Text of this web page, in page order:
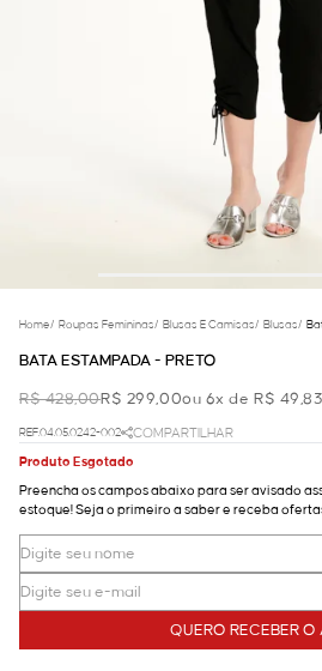
Home/ Roupas Femininas/ Blusas E Camisas/ Blusas/
BATA ESTAMPADA - PRETO
R$ 428,00R$ 299,00ou 6x de R$ 49,83
REF.04.05.0242-002
COMPARTILHAR
Produto Esgotado
Preencha os campos abaixo para ser avisado
estoque! Seja o primeiro a saber e receba
QUERO RECEBER O